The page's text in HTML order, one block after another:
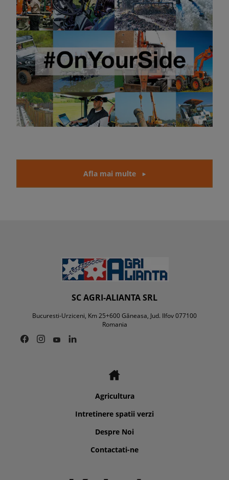
Afla mai multe
SC AGRI-ALIANTA SRL
Bucuresti-Urziceni, Km 25+600 Găneasa, Jud. Ilfov 077100
Romania
Agricultura
Intretinere spatii verzi
Despre Noi
Contactati-ne